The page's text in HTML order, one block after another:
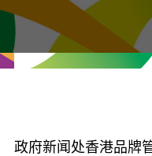
政府新闻处香港品牌